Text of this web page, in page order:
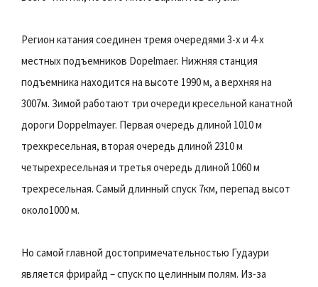
Регион катания соединен тремя очередями 3-х и 4-х
местных подъемников Dopelmaer. Нижняя станция
подъемника находится на высоте 1990 м, а верхняя на
3007м. Зимой работают три очереди кресельной канатной
дороги Doppelmayer. Первая очередь длиной 1010 м
трехкресельная, вторая очередь длиной 2310 м
четырехресельная и третья очередь длиной 1060 м
трехресельная. Самый длинный спуск 7км, перепад высот
около1000 м.
Но самой главной достопримечательностью Гудаури
является фрирайд – спуск по целинным полям. Из-за